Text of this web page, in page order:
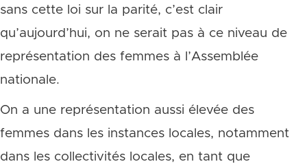
sans cette loi sur la parité, c’est clair
qu’aujourd’hui, on ne serait pas à ce niveau de
représentation des femmes à l’Assemblée
nationale.
On a une représentation aussi élevée des
femmes dans les instances locales, notamment
dans les collectivités locales, en tant que